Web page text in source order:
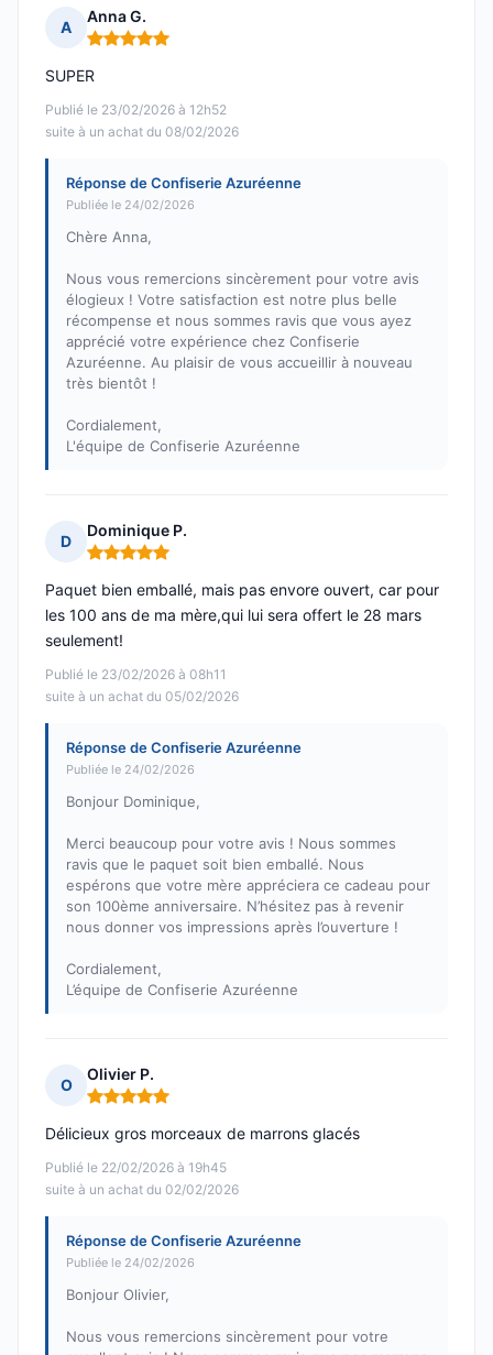
A
Anna G.
Note : 5 sur 5
Publié le 23/02/2026 à 12h52
suite à un achat du 08/02/2026
SUPER
Réponse de Confiserie Azuréenne
Publiée le 24/02/2026
Chère Anna,
Nous vous remercions sincèrement pour votre avis
élogieux ! Votre satisfaction est notre plus belle
récompense et nous sommes ravis que vous ayez
apprécié votre expérience chez Confiserie
Azuréenne. Au plaisir de vous accueillir à nouveau
très bientôt !
Cordialement,
L'équipe de Confiserie Azuréenne
D
Dominique P.
Note : 5 sur 5
Publié le 23/02/2026 à 08h11
suite à un achat du 05/02/2026
Paquet bien emballé, mais pas envore ouvert, car pour
les 100 ans de ma mère,qui lui sera offert le 28 mars
seulement!
Réponse de Confiserie Azuréenne
Publiée le 24/02/2026
Bonjour Dominique,
Merci beaucoup pour votre avis ! Nous sommes
ravis que le paquet soit bien emballé. Nous
espérons que votre mère appréciera ce cadeau pour
son 100ème anniversaire. N’hésitez pas à revenir
nous donner vos impressions après l’ouverture !
Cordialement,
L’équipe de Confiserie Azuréenne
O
Olivier P.
Note : 5 sur 5
Publié le 22/02/2026 à 19h45
suite à un achat du 02/02/2026
Délicieux gros morceaux de marrons glacés
Réponse de Confiserie Azuréenne
Publiée le 24/02/2026
Bonjour Olivier,
Nous vous remercions sincèrement pour votre